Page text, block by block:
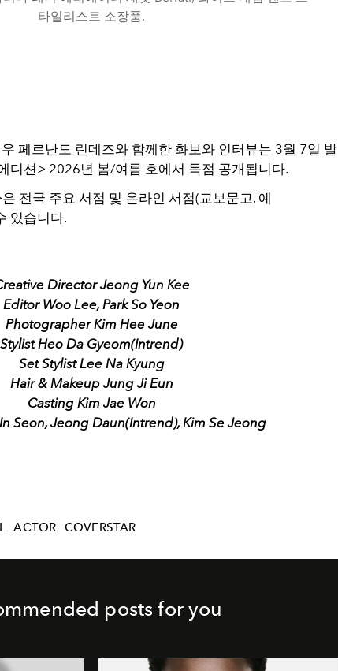
타일리스트 소장품.
페르난도 린데즈와 함께한 화보와 인터뷰는 3월 7일 발
디션> 2026년 봄/여름 호에서 독점 공개됩니다.
전국 주요 서점 및 온라인 서점(교보문고, 예
있습니다.
Director Jeong Yun Kee
Editor Woo Lee, Park So Yeon
Photographer Kim Hee June
Stylist Heo Da Gyeom(Intrend)
Set Stylist Lee Na Kyung
Hair & Makeup Jung Ji Eun
Casting Kim Jae Won
Seon, Jeong Daun(Intrend), Kim Se Jeong
ACTOR COVERSTAR
posts for you